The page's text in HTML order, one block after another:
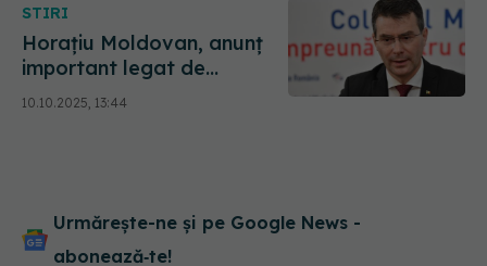
STIRI
Horațiu Moldovan, anunț
important legat de
corupție
10.10.2025, 13:44
Urmărește-ne și pe Google News -
abonează‑te!